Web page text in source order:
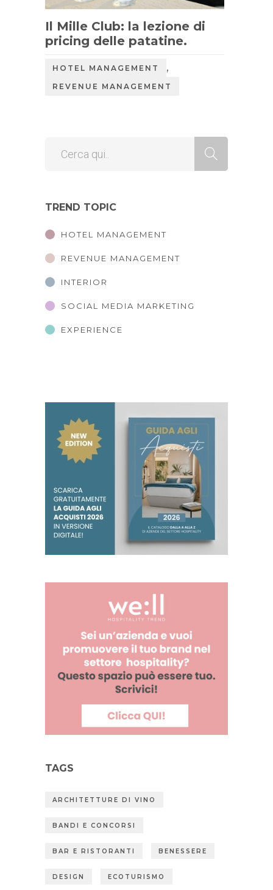
Il Mille Club: la lezione di
pricing delle patatine.
HOTEL MANAGEMENT ,
REVENUE MANAGEMENT
TREND TOPIC
HOTEL MANAGEMENT
REVENUE MANAGEMENT
INTERIOR
SOCIAL MEDIA MARKETING
EXPERIENCE
TAGS
ARCHITETTURE DI VINO
BANDI E CONCORSI
BAR E RISTORANTI BENESSERE
DESIGN ECOTURISMO